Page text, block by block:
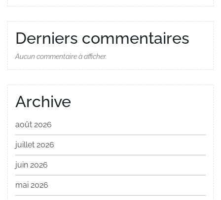
Derniers commentaires
Aucun commentaire à afficher.
Archive
août 2026
juillet 2026
juin 2026
mai 2026